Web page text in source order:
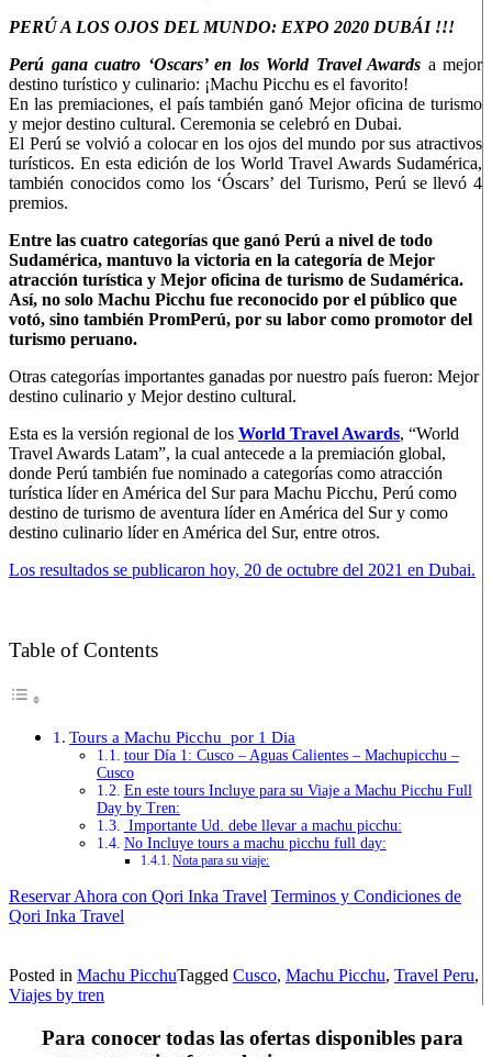
PERÚ A LOS OJOS DEL MUNDO: EXPO 2020 DUBÁI !!!
Perú gana cuatro ‘Oscars’ en los World Travel Awards a mejor
destino turístico y culinario: ¡Machu Picchu es el favorito!
En las premiaciones, el país también ganó Mejor oficina de turismo
y mejor destino cultural. Ceremonia se celebró en Dubai.
El Perú se volvió a colocar en los ojos del mundo por sus atractivos
turísticos. En esta edición de los World Travel Awards Sudamérica,
también conocidos como los ‘Óscars’ del Turismo, Perú se llevó 4
premios.
Entre las cuatro categorías que ganó Perú a nivel de todo
Sudamérica, mantuvo la victoria en la categoría de Mejor
atracción turística y Mejor oficina de turismo de Sudamérica.
Así, no solo Machu Picchu fue reconocido por el público que
votó, sino también PromPerú, por su labor como promotor del
turismo peruano.
Otras categorías importantes ganadas por nuestro país fueron: Mejor
destino culinario y Mejor destino cultural.
Esta es la versión regional de los World Travel Awards, “World
Travel Awards Latam”, la cual antecede a la premiación global,
donde Perú también fue nominado a categorías como atracción
turística líder en América del Sur para Machu Picchu, Perú como
destino de turismo de aventura líder en América del Sur y como
destino culinario líder en América del Sur, entre otros.
Los resultados se publicaron hoy, 20 de octubre del 2021 en Dubai.
Table of Contents
Tours a Machu Picchu por 1 Dia
tour Día 1: Cusco – Aguas Calientes – Machupicchu –
Cusco
En este tours Incluye para su Viaje a Machu Picchu Full
Day by Tren:
Importante Ud. debe llevar a machu picchu:
No Incluye tours a machu picchu full day:
Nota para su viaje:
Reservar Ahora con Qori Inka Travel Terminos y Condiciones de
Qori Inka Travel
Posted in Machu PicchuTagged Cusco, Machu Picchu, Travel Peru,
Viajes by tren
Para conocer todas las ofertas disponibles para